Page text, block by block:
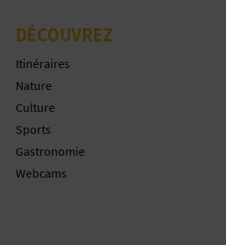
DÉCOUVREZ
Itinéraires
Nature
Culture
Sports
Gastronomie
Webcams